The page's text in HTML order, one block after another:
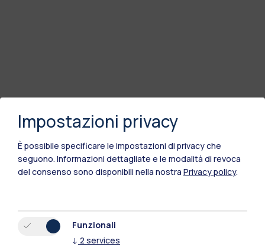
Impostazioni privacy
È possibile specificare le impostazioni di privacy che
seguono. Informazioni dettagliate e le modalità di revoca
del consenso sono disponibili nella nostra Privacy policy.
Funzionali
↓ 2 services